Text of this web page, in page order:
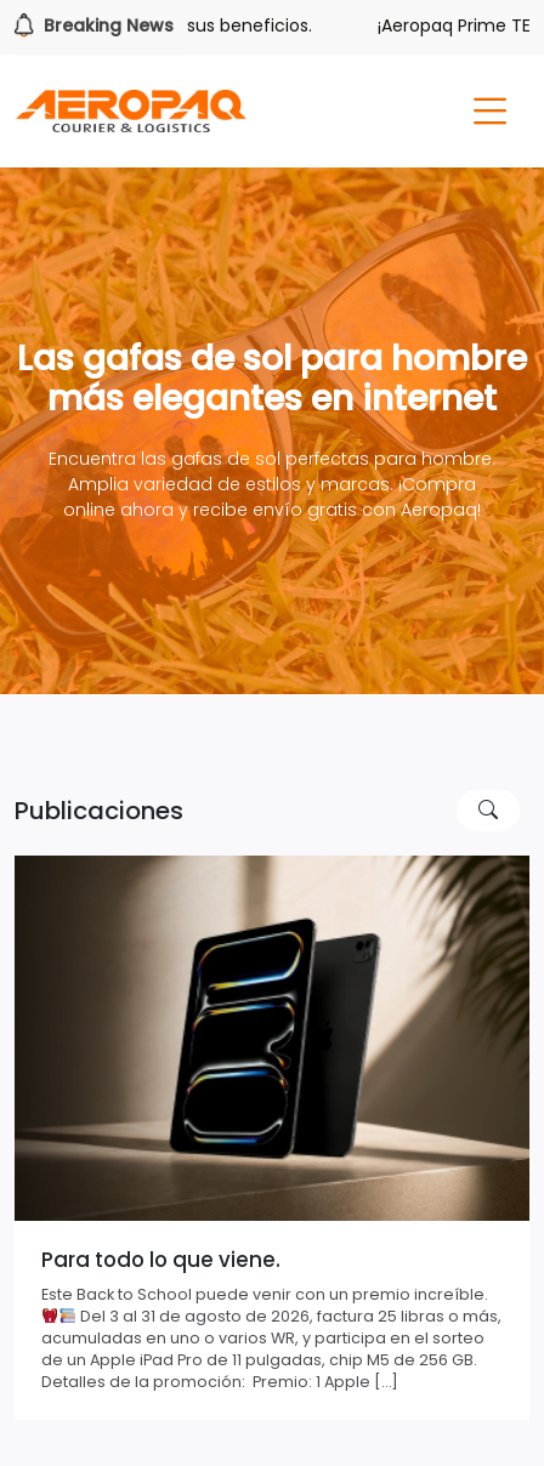
Breaking News
también tiene sus beneficios. ¡Aeropaq Prime TE DA
Las gafas de sol para hombre
más elegantes en internet
Encuentra las gafas de sol perfectas para hombre.
Amplia variedad de estilos y marcas. ¡Compra
online ahora y recibe envío gratis con Aeropaq!
Publicaciones
Para todo lo que viene.
Este Back to School puede venir con un premio increíble.
Del 3 al 31 de agosto de 2026, factura 25 libras o más,
acumuladas en uno o varios WR, y participa en el sorteo
de un Apple iPad Pro de 11 pulgadas, chip M5 de 256 GB.
Detalles de la promoción: Premio: 1 Apple […]